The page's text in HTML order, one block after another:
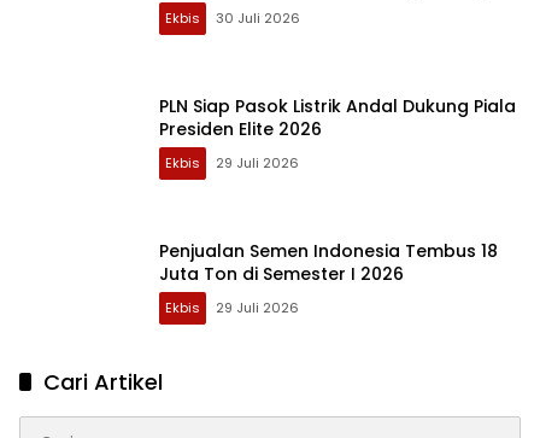
Ekbis 30 Juli 2026
PLN Siap Pasok Listrik Andal Dukung Piala
Presiden Elite 2026
Ekbis 29 Juli 2026
Penjualan Semen Indonesia Tembus 18
Juta Ton di Semester I 2026
Ekbis 29 Juli 2026
Cari Artikel